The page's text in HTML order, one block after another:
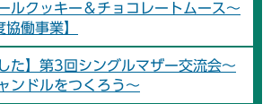
ルクッキー＆チョコレートムース～
協働事業】
た】第3回シングルマザー交流会～
ンドルをつくろう～